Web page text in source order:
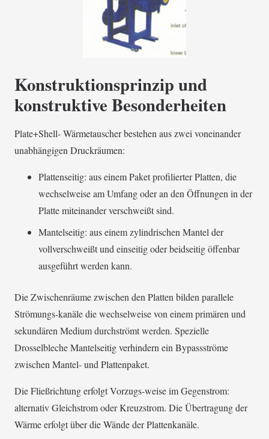
Konstruktionsprinzip und
konstruktive Besonderheiten
Plate+Shell- Wärmetauscher bestehen aus zwei voneinander
unabhängigen Druckräumen:
Plattenseitig: aus einem Paket profilierter Platten, die
wechselweise am Umfang oder an den Öffnungen in der
Platte miteinander verschweißt sind.
Mantelseitig: aus einem zylindrischen Mantel der
vollverschweißt und einseitig oder beidseitig öffenbar
ausgeführt werden kann.
Die Zwischenräume zwischen den Platten bilden parallele
Strömungs-kanäle die wechselweise von einem primären und
sekundären Medium durchströmt werden. Spezielle
Drosselbleche Mantelseitig verhindern ein Bypassströme
zwischen Mantel- und Plattenpaket.
Die Fließrichtung erfolgt Vorzugs-weise im Gegenstrom:
alternativ Gleichstrom oder Kreuzstrom. Die Übertragung der
Wärme erfolgt über die Wände der Plattenkanäle.